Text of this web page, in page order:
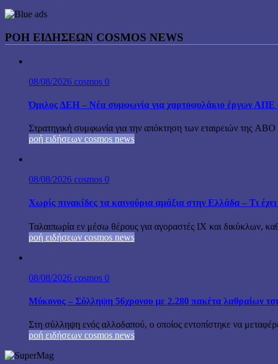
ΡΟΗ ΕΙΔΗΣΕΩΝ COSMOS NEWS
08/08/2026 cosmos 0
Όμιλος ΔΕΗ – Νέα συμφωνία για χαρτοφυλάκιο έργων
Στρατηγική συμφωνία για την απόκτηση των εταιρειών της
ροή ειδήσεων cosmos news
08/08/2026 cosmos 0
Χωρίς πινακίδες τα καινούρια αμάξια στην Ελλάδα – Τι
Ταλαιπωρία εν μέσω θέρους για αγοραστές ΙΧ και δικύκλων,
ροή ειδήσεων cosmos news
08/08/2026 cosmos 0
Μύκονος – Σύλληψη 56χρονου με 2.280 πακέτα λαθραίων
Στη σύλληψη ενός αλλοδαπού, ο οποίος εντοπίστηκε να
ροή ειδήσεων cosmos news